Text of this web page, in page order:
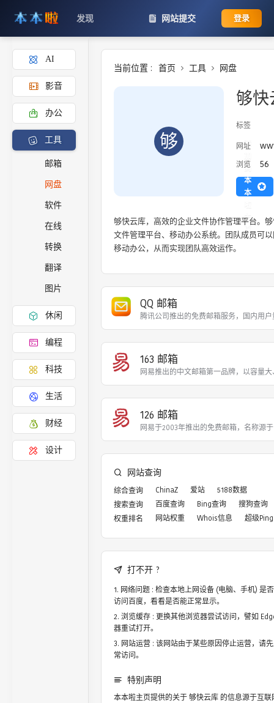
发现 网站提交 登录
AI
影音
办公
工具
邮箱
网盘
软件
在线
转换
翻译
图片
休闲
编程
科技
生活
财经
设计
当前位置 : 首页 工具 网盘
够
够
标签
网址
浏览 56
添
到
本
本
主
页
够快云库，高效的企业文件协作管理平台。
文件管理平台、移动办公系统。团队成员可
移动办公，从而实现团队高效运作。
QQ 邮箱
腾讯公司推出的免费邮箱服务，国内用
163 邮箱
网易推出的中文邮箱第一品牌，以容量
126 邮箱
网易于2003年推出的免费邮箱，名称源
网站查询
综合查询 ChinaZ 爱站
5188数据
搜索查询
百度查询 Bing查询
搜狗查询
权重排名
网站权重 Whois信息 超级Ping
打不开 ?
网络问题 : 检查本地上网设备 (电脑、手机) 是
访问百度，看看是否能正常显示。
浏览缓存 : 更换其他浏览器尝试访问，譬如
器重试打开。
网站运营 : 该网站由于某些原因停止运营，请
常访问。
特别声明
本本啦主页提供的关于够快云库的信息源于互联